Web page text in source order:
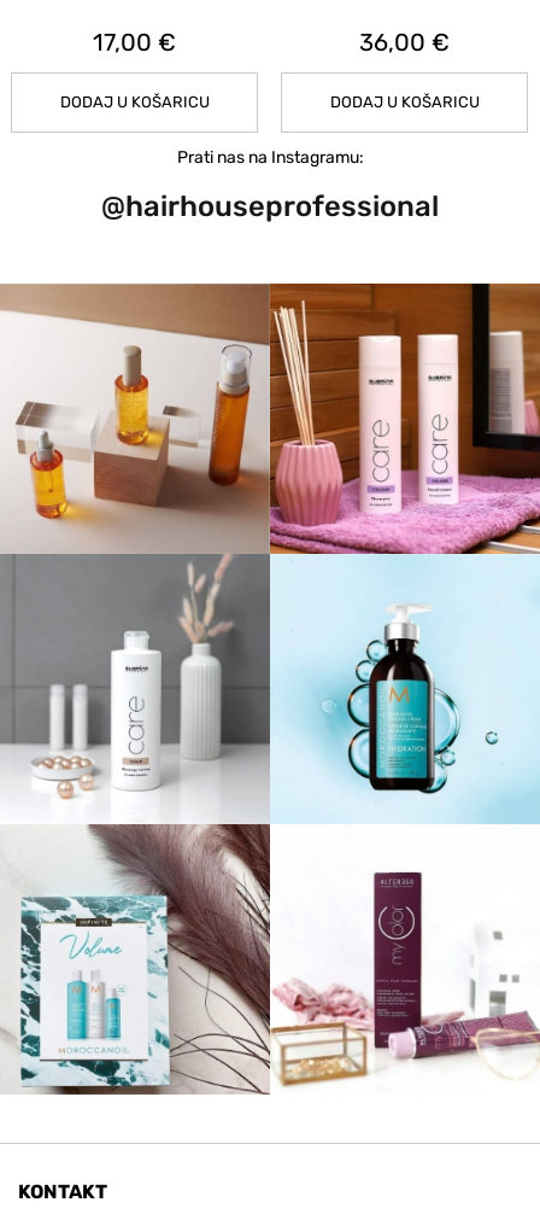
17,00 €
DODAJ U KOŠARICU
36,00 €
DODAJ U KOŠARICU
Prati nas na Instagramu:
@hairhouseprofessional
KONTAKT